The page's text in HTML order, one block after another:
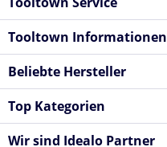
Tooltown Informationen
Beliebte Hersteller
Top Kategorien
Wir sind Idealo Partner